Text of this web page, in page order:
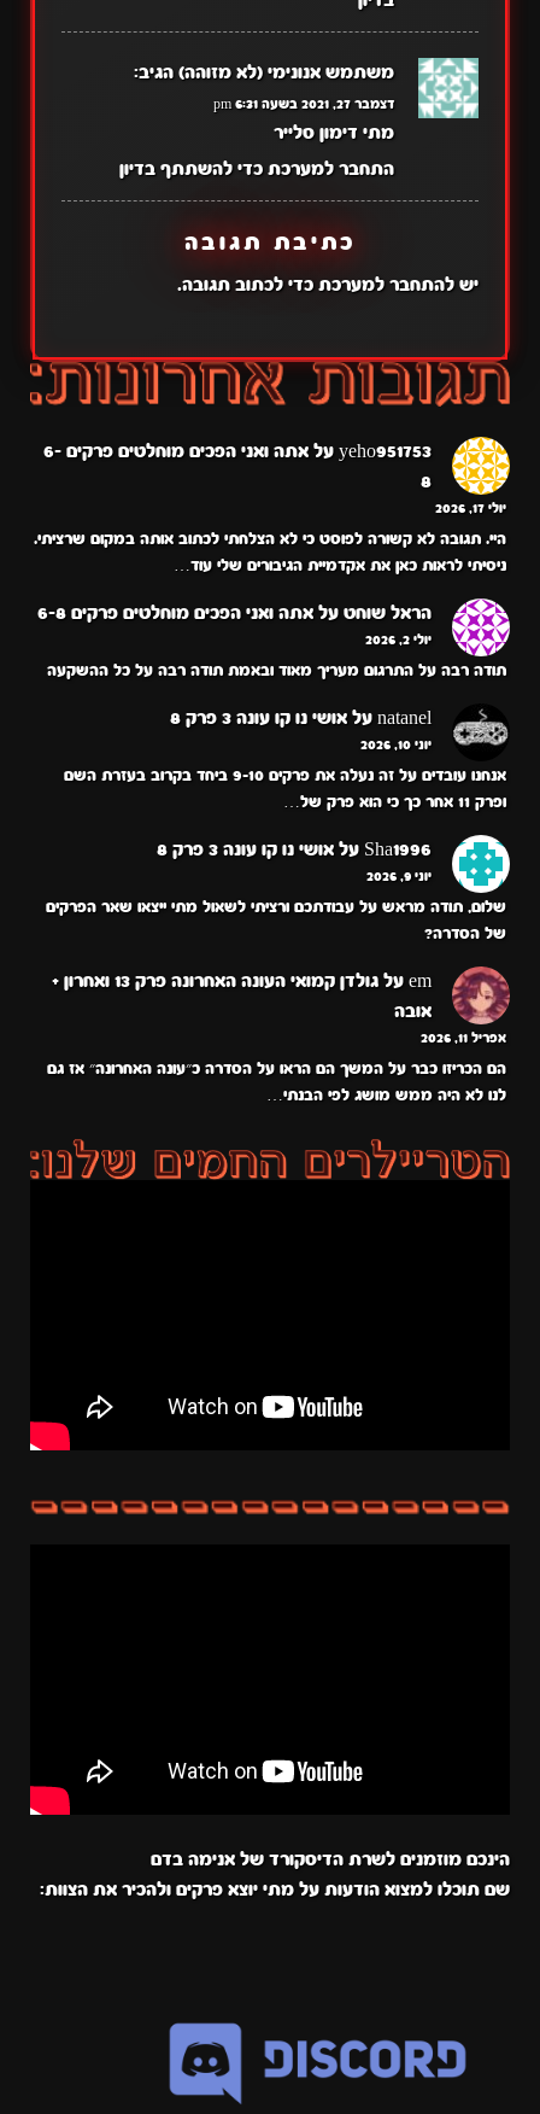
משתמש אנונימי (לא מזוהה) הגיב:
דצמבר 27, 2021 בשעה 6:31 pm
מתי דימון סלייר
התחבר למערכת כדי להשתתף בדיון
כתיבת תגובה
יש להתחבר למערכתכדי לכתוב תגובה.
yeho951753 על
אתה ואני הפכים מוחלטים פרקים 6-
8
יולי 17, 2026
היי. תגובה לא קשורה לפוסט כי לא הצלחתי לכתוב אותה במקום שרציתי.
ניסיתי לראות כאן את אקדמיית הגיבורים שלי עוד…
הראל שוחט על אתה ואני הפכים מוחלטים פרקים 6-8
יולי 2, 2026
תודה רבה על התרגום מעריך מאוד ובאמת תודה רבה על כל ההשקעה
natanel על אושי נו קו עונה 3 פרק 8
יוני 10, 2026
אנחנו עובדים על זה נעלה את פרקים 9-10 ביחד בקרוב בעזרת השם
ופרק 11 אחר כך כי הוא פרק של…
Sha1996 על אושי נו קו עונה 3 פרק 8
יוני 9, 2026
שלום, תודה מראש על עבודתכם ורציתי לשאול מתי ייצאו שאר הפרקים
של הסדרה?
em על
גולדן קמואי העונה האחרונה פרק 13 ואחרון +
אובה
אפריל 11, 2026
הם הכריזו כבר על המשך הם הראו על הסדרה כ״עונה האחרונה״ אז גם
לנו לא היה ממש מושג לפי הבנתי…
הינכם מוזמנים לשרת הדיסקורד של אנימה בדם
שם תוכלו למצוא הודעות על מתי יוצא פרקים ולהכיר את הצוות: